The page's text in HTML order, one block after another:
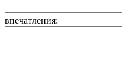
впечатления: